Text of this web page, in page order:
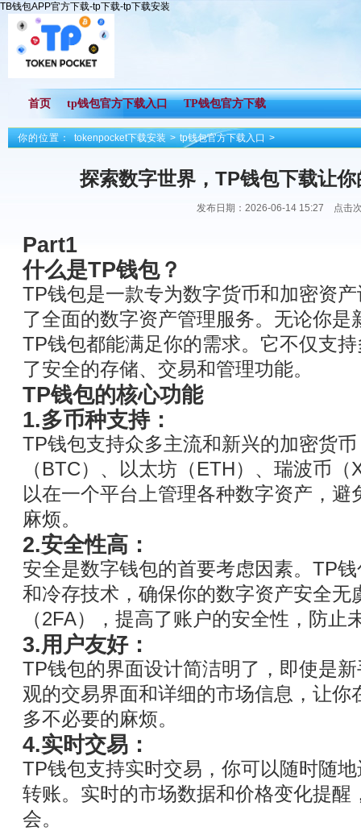
TB钱包APP官方下载-tp下载-tp下载安装
首页 tp钱包官方下载入口 TP钱包官方下载
你的位置： tokenpocket下载安装> tp钱包官方下载入口 >
探索数字世界，TP钱包下载让
发布日期：2026-06-14 15:27 点击
Part1
什么是TP钱包？
TP钱包是一款专为数字货币和加密资
了全面的数字资产管理服务。无论你是
TP钱包都能满足你的需求。它不仅支
了安全的存储、交易和管理功能。
TP钱包的核心功能
1.多币种支持：
TP钱包支持众多主流和新兴的加密货
（BTC）、以太坊（ETH）、瑞波币
以在一个平台上管理各种数字资产，
麻烦。
2.安全性高：
安全是数字钱包的首要考虑因素。TP
和冷存技术，确保你的数字资产安全无
（2FA），提高了账户的安全性，防止
3.用户友好：
TP钱包的界面设计简洁明了，即使是
观的交易界面和详细的市场信息，让你
多不必要的麻烦。
4.实时交易：
TP钱包支持实时交易，你可以随时随
转账。实时的市场数据和价格变化提醒
会。